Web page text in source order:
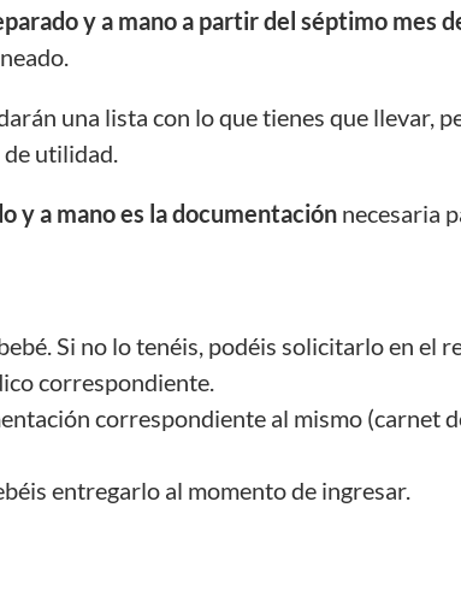
y a mano a partir del séptimo mes
una lista con lo que tienes que llevar,
de utilidad.
y a mano es la documentación necesaria
Si no lo tenéis, podéis solicitarlo en el
correspondiente.
correspondiente al mismo (carnet
entregarlo al momento de ingresar.